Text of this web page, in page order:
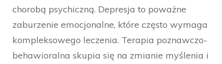
chorobą psychiczną. Depresja to poważne
zaburzenie emocjonalne, które często wymaga
kompleksowego leczenia. Terapia poznawczo-
behawioralna skupia się na zmianie myślenia i